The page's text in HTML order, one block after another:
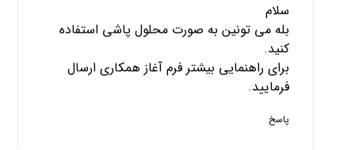
سلام
بله می تونین به صورت محلول پاشی استفاده
کنید.
برای راهنمایی بیشتر فرم آغاز همکاری ارسال
فرمایید.
پاسخ